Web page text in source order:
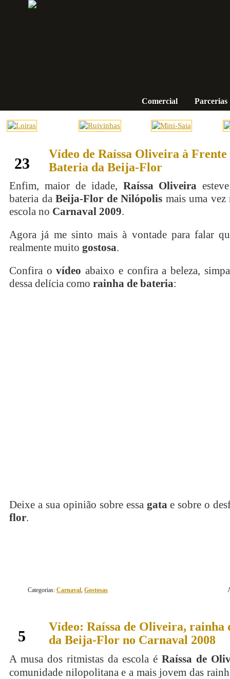
Parcerias
Comercial
23
Vídeo de Raíssa Oliveira à Frente
Bateria da Beija-Flor
Enfim, maior de idade, Raíssa Oliveira
bateria da Beija-Flor de Nilópolis mais uma
escola no Carnaval 2009.
Agora já me sinto mais à vontade para falar
realmente muito gostosa.
Confira ovídeo abaixo e confira a beleza,
dessa delícia como rainha de bateria:
Deixe a sua opinião sobre essa gata e sobre o
flor.
Categorias: Carnaval, Gostosas
5
Vídeo: Raíssa de Oliveira, rainha
da Beija-Flor no Carnaval 2008
A musa dos ritmistas da escola é Raíssa de
comunidade nilopolitana e a mais jovem das